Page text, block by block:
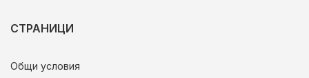
СТРАНИЦИ
Общи условия